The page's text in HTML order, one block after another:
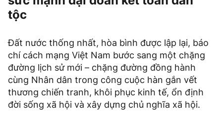
tộc
Đất nước thống nhất, hòa bình được lập lại, báo
chí cách mạng Việt Nam bước sang một chặng
đường lịch sử mới – chặng đường đồng hành
cùng Nhân dân trong công cuộc hàn gắn vết
thương chiến tranh, khôi phục kinh tế, ổn định
đời sống xã hội và xây dựng chủ nghĩa xã hội.